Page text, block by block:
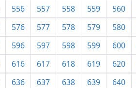
556 557 558 559 560
576 577 578 579 580
596 597 598 599 600
616 617 618 619 620
636 637 638 639 640